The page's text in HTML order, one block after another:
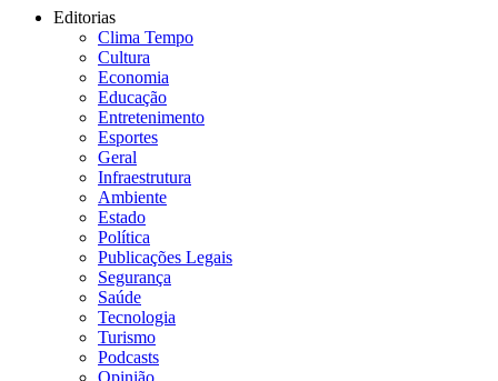
Editorias
Clima Tempo
Cultura
Economia
Educação
Entretenimento
Esportes
Geral
Infraestrutura
Ambiente
Estado
Política
Publicações Legais
Segurança
Saúde
Tecnologia
Turismo
Podcasts
Opinião